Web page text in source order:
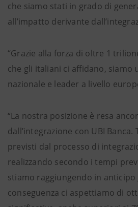
che siamo stati in grado di
all’impatto derivante
“Grazie alla forza di oltre 1
che gli italiani ci affidano, siamo
nazionale e leader a livello
“La nostra posizione è resa
dall’integrazione con UBI Banca.
previsti dal processo di
realizzando secondo i tempi
stiamo raggiungendo in
conseguenza ci aspettiamo di